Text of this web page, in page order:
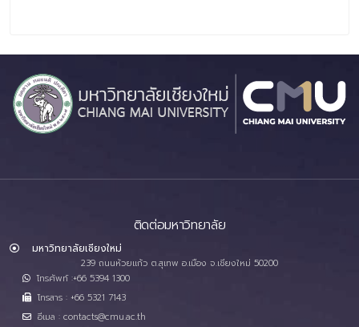
ติดต่อมหาวิทยาลัย
มหาวิทยาลัยเชียงใหม่
239 ถนนห้วยแก้ว ต.สุเทพ อ.เมือง จ.เชียงใหม่ 50200
โทรศัพท์ :+66 5394 1300
โทรสาร : +66 5321 7143
อีเมล : contacts@cmu.ac.th